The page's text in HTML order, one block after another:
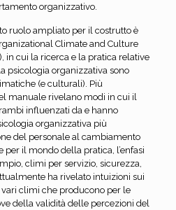
organizzativo.
ruolo ampliato per il costrutto è
Climate and Culture
in cui la ricerca e la pratica relative
psicologia organizzativa sono
(e culturali). Più
manuale rivelano modi in cui il
influenzati da e hanno
organizzativa più
del personale al cambiamento
il mondo della pratica, l’enfasi
climi per servizio, sicurezza,
ha rivelato intuizioni sui
climi che producono per le
della validità delle percezioni del